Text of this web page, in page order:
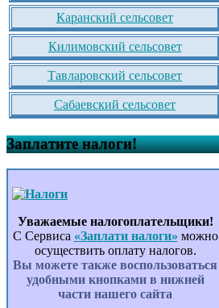
Каранский сельсовет
Килимовский сельсовет
Тавларовский сельсовет
Сабаевский сельсовет
Заплатите налоги!
Уважаемые налогоплательщики!
С Сервиса «Заплати налоги» можно
осуществить оплату налогов.
Вы можете также воспользоваться
удобными кнопками в нижней
части нашего сайта